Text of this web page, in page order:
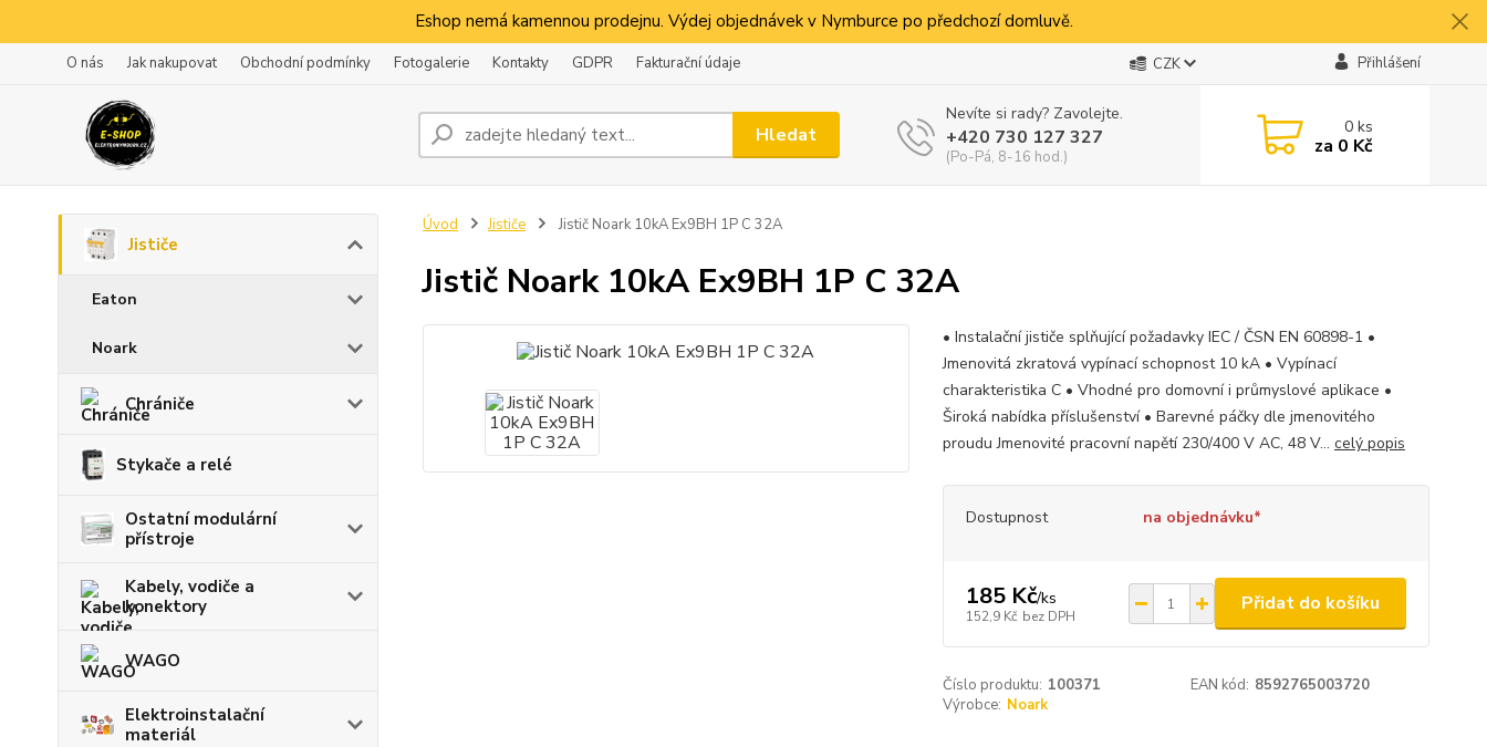
Eshop nemá kamennou prodejnu. Výdej objednávek v Nymburce po předchozí domluvě.
O nás Jak nakupovat Obchodní podmínky Fotogalerie Kontakty GDPR Fakturační údaje CZK Přihlášení
Hledat
Nevíte si rady? Zavolejte.
+420 730 127 327
(Po-Pá, 8-16 hod.)
0ks
za 0 Kč
Jističe
Eaton
Noark
Chrániče
Stykače a relé
Ostatní modulární
přístroje
Kabely, vodiče a
konektory
WAGO
Elektroinstalační
materiál
Úvod Jističe Jistič Noark 10kA Ex9BH 1P C 32A
Jistič Noark 10kA Ex9BH 1P C 32A
• Instalační jističe splňující požadavky IEC / ČSN EN 60898-1 •
Jmenovitá zkratová vypínací schopnost 10 kA • Vypínací
charakteristika C • Vhodné pro domovní i průmyslové aplikace •
Široká nabídka příslušenství • Barevné páčky dle jmenovitého
proudu Jmenovité pracovní napětí 230/400 V AC, 48 V... celý popis
Dostupnost na objednávku*
185 Kč/ks
152,9 Kč bez DPH
Přidat do košíku
Číslo produktu: 100371 EAN kód: 8592765003720
Výrobce: Noark